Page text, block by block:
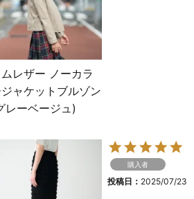
レザー ノーカラ
ャケットブルゾン
レーベージュ)
購入者
投稿日 2025/07/23